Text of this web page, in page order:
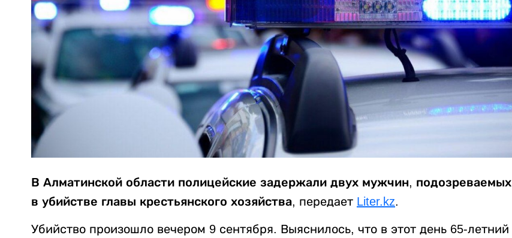
В Алматинской области полицейские задержали двух мужчин, подозреваемых
в убийстве главы крестьянского хозяйства, передает Liter.kz.
Убийство произошло вечером 9 сентября. Выяснилось, что в этот день 65-летний